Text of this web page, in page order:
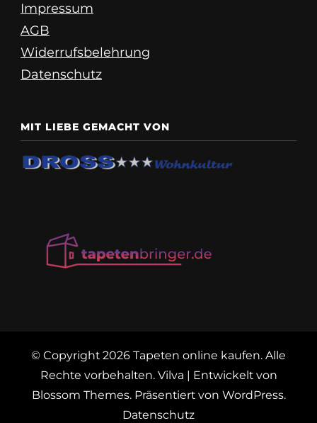
Impressum
AGB
Widerrufsbelehrung
Datenschutz
MIT LIEBE GEMACHT VON
© Copyright 2026 Tapeten online kaufen. Alle
Rechte vorbehalten.Vilva | Entwickelt von
Blossom Themes. Präsentiert von WordPress.
Datenschutz